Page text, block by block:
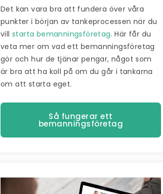
Det kan vara bra att fundera över våra
punkter i början av tankeprocessen när du
vill starta bemanningsföretag. Här får du
veta mer om vad ett bemanningsföretag
gör och hur de tjänar pengar, något som
är bra att ha koll på om du går i tankarna
om att starta eget.
Så fungerar ett
bemanningsföretag